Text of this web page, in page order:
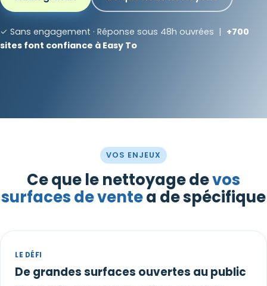
✓ Sans engagement · Réponse sous 48h ouvrées | +700
sites font confiance à Easy To
VOS ENJEUX
Ce que le nettoyage devos
surfaces de ventea de spécifique
LE DÉFI
De grandes surfaces ouvertes au public